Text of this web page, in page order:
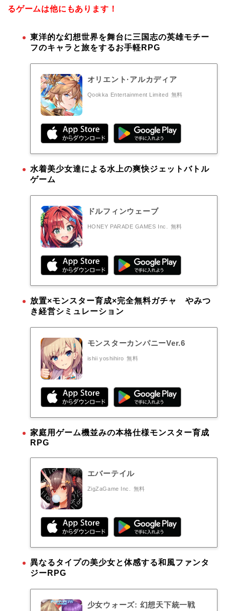
るゲームは他にもあります！
東洋的な幻想世界を舞台に三国志の英雄モチー
フのキャラと旅をするお手軽RPG
オリエント·アルカディア
Qookka Entertainment Limited 無料
水着美少女達による水上の爽快ジェットバトル
ゲーム
ドルフィンウェーブ
HONEY PARADE GAMES Inc. 無料
放置×モンスター育成×完全無料ガチャ やみつ
き経営シミュレーション
モンスターカンパニーVer.6
ishii yoshihiro 無料
家庭用ゲーム機並みの本格仕様モンスター育成
RPG
エバーテイル
ZigZaGame Inc. 無料
異なるタイプの美少女と体感する和風ファンタ
ジーRPG
少女ウォーズ: 幻想天下統一戦